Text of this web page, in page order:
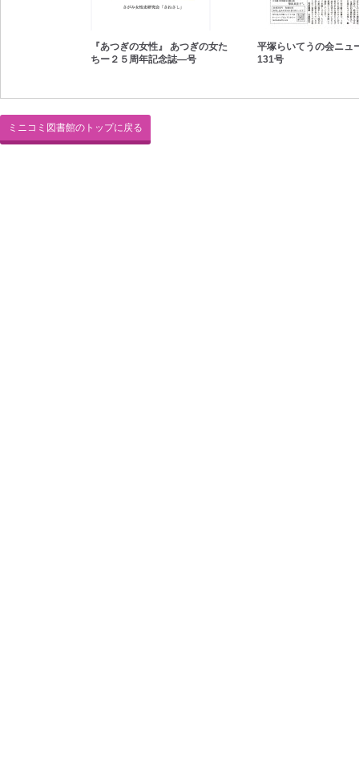
『あつぎの女性』 あつぎの女た
ちー２５周年記念誌―号
平塚らいてうの会ニュ
131号
ミニコミ図書館のトップに戻る